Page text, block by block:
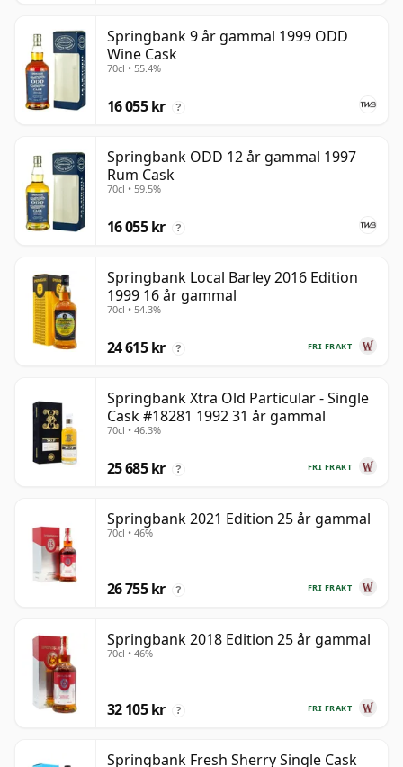
Springbank 9 år gammal 1999 ODD
Wine Cask
70cl • 55.4%
16 055 kr ?
Springbank ODD 12 år gammal 1997
Rum Cask
70cl • 59.5%
16 055 kr ?
Springbank Local Barley 2016 Edition
1999 16 år gammal
70cl • 54.3%
FRI FRAKT
24 615 kr ?
Springbank Xtra Old Particular - Single
Cask #18281 1992 31 år gammal
70cl • 46.3%
FRI FRAKT
25 685 kr ?
Springbank 2021 Edition 25 år gammal
70cl • 46%
FRI FRAKT
26 755 kr ?
Springbank 2018 Edition 25 år gammal
70cl • 46%
FRI FRAKT
32 105 kr ?
Springbank Fresh Sherry Single Cask